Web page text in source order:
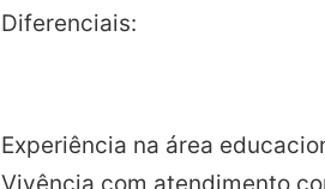
Diferenciais:
Experiência na área